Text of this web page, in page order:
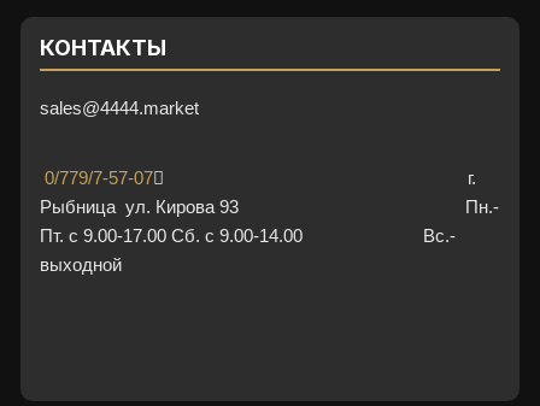
КОНТАКТЫ
sales@4444.market
0/779/7-57-07
г.
Рыбница ул. Кирова 93 Пн.-
Пт. с 9.00-17.00 Сб. с 9.00-14.00 Вс.-
выходной